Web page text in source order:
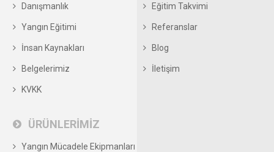
Danışmanlık
Yangın Eğitimi
İnsan Kaynakları
Belgelerimiz
KVKK
Eğitim Takvimi
Referanslar
Blog
İletişim
ÜRÜNLERİMİZ
Yangın Mücadele Ekipmanları